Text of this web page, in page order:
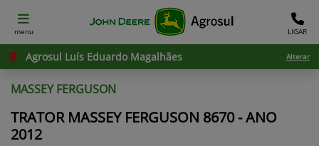
menu LIGAR
Agrosul Luís Eduardo Magalhães Alterar
MASSEY FERGUSON
TRATOR MASSEY FERGUSON 8670 - ANO
2012